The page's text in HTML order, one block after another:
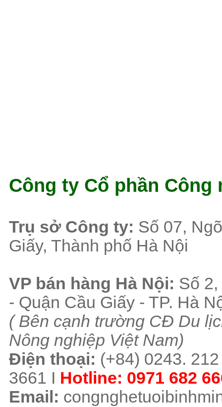
Công ty Cổ phần
Trụ sở Công ty: Số 07,
Giấy, Thành phố Hà Nội
VP bán hàng Hà Nội: Số
- Quận Cầu Giấy - TP. Hà
( Bên cạnh trường CĐ Du
Nông nghiệp Việt Nam)
Điện thoại: (+84) 0243.
3661 I Hotline: 0971 682
Email: